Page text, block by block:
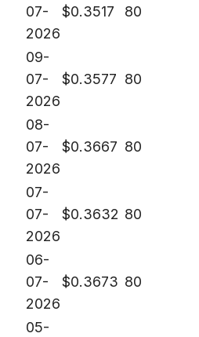
07-
2026
$0.3517 80
09-
07-
2026
$0.3577 80
08-
07-
2026
$0.3667 80
07-
07-
2026
$0.3632 80
06-
07-
2026
$0.3673 80
05-